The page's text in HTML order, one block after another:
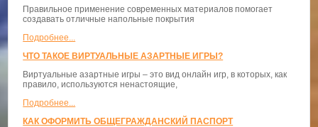
Правильное применение современных материалов помогает
создавать отличные напольные покрытия
Подробнее...
ЧТО ТАКОЕ ВИРТУАЛЬНЫЕ АЗАРТНЫЕ ИГРЫ?
Виртуальные азартные игры – это вид онлайн игр, в которых, как
правило, используются ненастоящие,
Подробнее...
КАК ОФОРМИТЬ ОБЩЕГРАЖДАНСКИЙ ПАСПОРТ